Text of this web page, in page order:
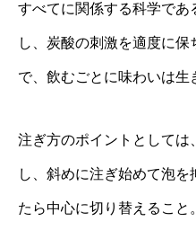
すべてに関係する科学であ
し、炭酸の刺激を適度に
で、飲むごとに味わいは生
注ぎ方のポイントとしては
し、斜めに注ぎ始めて泡
たら中心に切り替えるこ